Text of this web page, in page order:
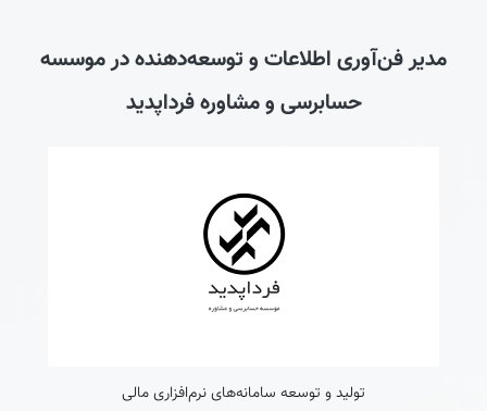
مدیر فن‌آوری اطلاعات و توسعه‌دهنده در موسسه
حسابرسی و مشاوره فرداپدید